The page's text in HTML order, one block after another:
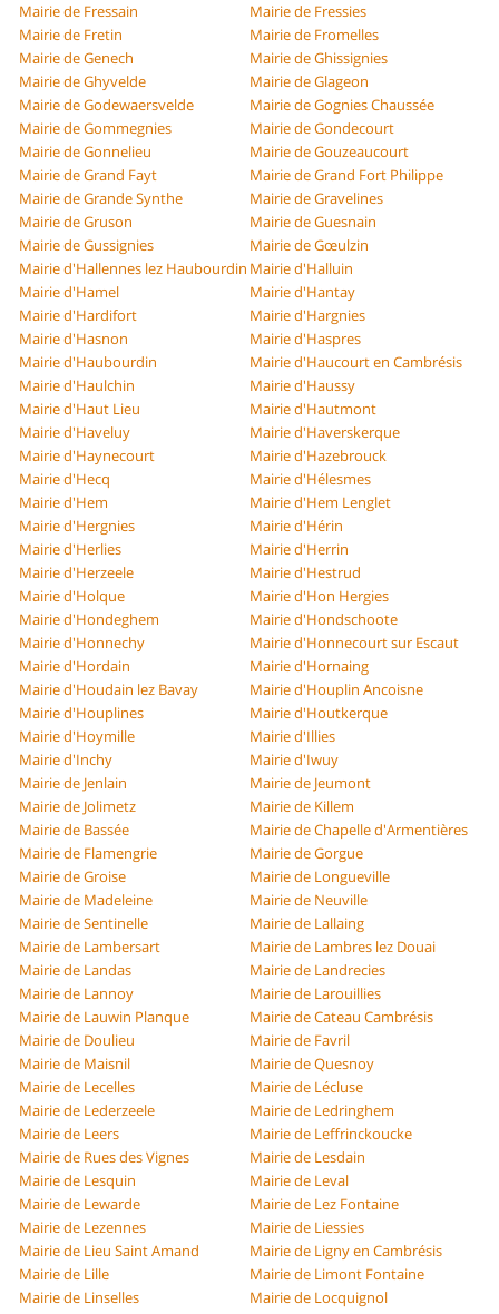
Mairie de Fressain
Mairie de Fressies
Mairie de Fretin
Mairie de Fromelles
Mairie de Genech
Mairie de Ghissignies
Mairie de Ghyvelde
Mairie de Glageon
Mairie de Godewaersvelde
Mairie de Gognies Chaussée
Mairie de Gommegnies
Mairie de Gondecourt
Mairie de Gonnelieu
Mairie de Gouzeaucourt
Mairie de Grand Fayt
Mairie de Grand Fort Philippe
Mairie de Grande Synthe
Mairie de Gravelines
Mairie de Gruson
Mairie de Guesnain
Mairie de Gussignies
Mairie de Gœulzin
Mairie d'Hallennes lez Haubourdin Mairie d'Halluin
Mairie d'Hamel
Mairie d'Hantay
Mairie d'Hardifort
Mairie d'Hargnies
Mairie d'Hasnon
Mairie d'Haspres
Mairie d'Haubourdin
Mairie d'Haucourt en Cambrésis
Mairie d'Haulchin
Mairie d'Haussy
Mairie d'Haut Lieu
Mairie d'Hautmont
Mairie d'Haveluy
Mairie d'Haverskerque
Mairie d'Haynecourt
Mairie d'Hazebrouck
Mairie d'Hecq
Mairie d'Hélesmes
Mairie d'Hem
Mairie d'Hem Lenglet
Mairie d'Hergnies
Mairie d'Hérin
Mairie d'Herlies
Mairie d'Herrin
Mairie d'Herzeele
Mairie d'Hestrud
Mairie d'Holque
Mairie d'Hon Hergies
Mairie d'Hondeghem
Mairie d'Hondschoote
Mairie d'Honnechy
Mairie d'Honnecourt sur Escaut
Mairie d'Hordain
Mairie d'Hornaing
Mairie d'Houdain lez Bavay
Mairie d'Houplin Ancoisne
Mairie d'Houplines
Mairie d'Houtkerque
Mairie d'Hoymille
Mairie d'Illies
Mairie d'Inchy
Mairie d'Iwuy
Mairie de Jenlain
Mairie de Jeumont
Mairie de Jolimetz
Mairie de Killem
Mairie de Bassée
Mairie de Chapelle d'Armentières
Mairie de Flamengrie
Mairie de Gorgue
Mairie de Groise
Mairie de Longueville
Mairie de Madeleine
Mairie de Neuville
Mairie de Sentinelle
Mairie de Lallaing
Mairie de Lambersart
Mairie de Lambres lez Douai
Mairie de Landas
Mairie de Landrecies
Mairie de Lannoy
Mairie de Larouillies
Mairie de Lauwin Planque
Mairie de Cateau Cambrésis
Mairie de Doulieu
Mairie de Favril
Mairie de Maisnil
Mairie de Quesnoy
Mairie de Lecelles
Mairie de Lécluse
Mairie de Lederzeele
Mairie de Ledringhem
Mairie de Leers
Mairie de Leffrinckoucke
Mairie de Rues des Vignes
Mairie de Lesdain
Mairie de Lesquin
Mairie de Leval
Mairie de Lewarde
Mairie de Lez Fontaine
Mairie de Lezennes
Mairie de Liessies
Mairie de Lieu Saint Amand
Mairie de Ligny en Cambrésis
Mairie de Lille
Mairie de Limont Fontaine
Mairie de Linselles
Mairie de Locquignol